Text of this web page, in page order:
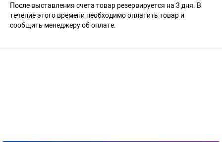
После выставления счета товар резервируется на 3 дня. В
течение этого времени необходимо оплатить товар и
сообщить менеджеру об оплате.